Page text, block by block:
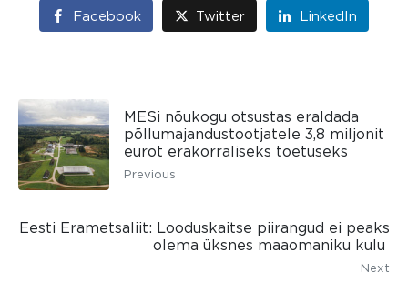
Facebook Twitter LinkedIn
MESi nõukogu otsustas eraldada
põllumajandustootjatele 3,8 miljonit
eurot erakorraliseks toetuseks
Previous
Eesti Erametsaliit: Looduskaitse piirangud ei peaks
olema üksnes maaomaniku kulu
Next